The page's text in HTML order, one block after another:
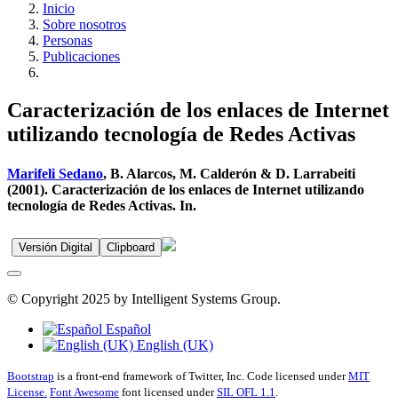
Inicio
Sobre nosotros
Personas
Publicaciones
Caracterización de los enlaces de Internet
utilizando tecnología de Redes Activas
Marifeli Sedano, B. Alarcos, M. Calderón & D. Larrabeiti
(2001). Caracterización de los enlaces de Internet utilizando
tecnología de Redes Activas. In.
Versión Digital Clipboard
© Copyright 2025 by Intelligent Systems Group.
Español
English (UK)
Bootstrap is a front-end framework of Twitter, Inc. Code licensed underMIT
License. Font Awesome font licensed underSIL OFL 1.1